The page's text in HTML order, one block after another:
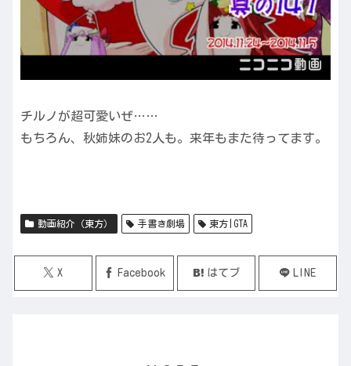
チルノが超可愛いぜ……
もちろん、秋姉妹のお2人も。来年もまた待ってます。
動画紹介（東方） 手書き劇場 東方|GTA
X Facebook はてブ LINE